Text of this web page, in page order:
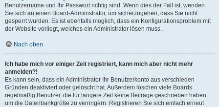
Benutzername und Ihr Passwort richtig sind. Wenn dies der Fall ist, wenden
Sie sich an einen Board-Administrator, um sicherzugehen, dass Sie nicht
gesperrt wurden. Es ist ebenfalls möglich, dass ein Konfigurationsproblem mit
der Website vorliegt, welches ein Administrator lösen muss.
Nach oben
Ich habe mich vor einiger Zeit registriert, kann mich aber nicht mehr
anmelden?!
Es kann sein, dass ein Administrator Ihr Benutzerkonto aus verschieden
Gründen deaktiviert oder gelöscht hat. Außerdem löschen viele Boards
regelmäßig Benutzer, die für längere Zeit keine Beiträge geschrieben haben,
um die Datenbankgröße zu verringern. Registrieren Sie sich einfach erneut